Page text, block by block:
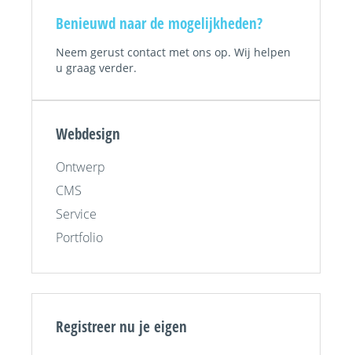
Benieuwd naar de mogelijkheden?
Neem gerust contact met ons op. Wij helpen
u graag verder.
Webdesign
Ontwerp
CMS
Service
Portfolio
Registreer nu je eigen